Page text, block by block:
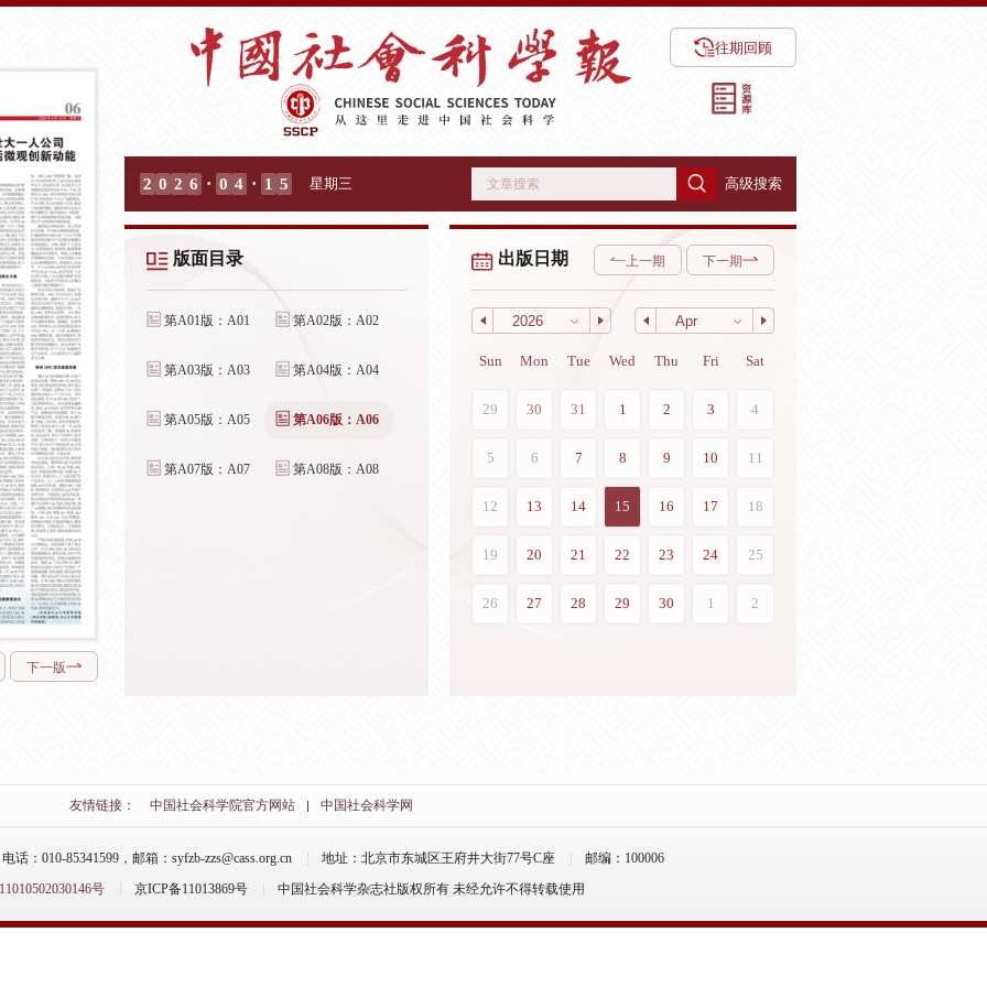
下一版
往期回顾
2 0 2 6 · 0 4 · 1 5 星期三 高级搜索
版面目录
第A01版：A01 第A02版：A02
第A03版：A03 第A04版：A04
第A05版：A05 第A06版：A06
第A07版：A07 第A08版：A08
出版日期 上一期 下一期
友情链接： 中国社会科学院官方网站 中国社会科学网
：010-85341599，邮箱：syfzb-zzs@cass.org.cn 地址：北京市东城区王府井大街77号C座
邮编：100006
号
京ICP备11013869号 中国社会科学杂志社版权所有 未经允许不得转载使用